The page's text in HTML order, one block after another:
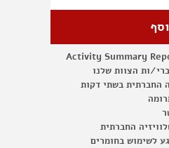
Activity Summary
ות הצוות שלנו
החברתית בשתי דקות
החברתית
לשימוש בחומרים